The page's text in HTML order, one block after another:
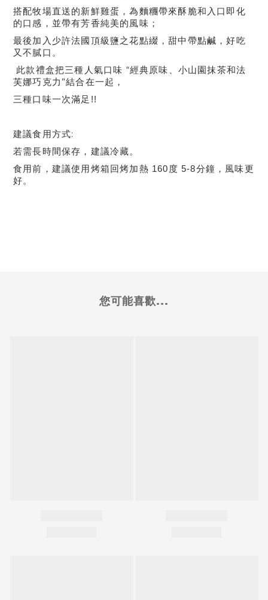
搭配牧場直送的新鮮雞蛋，為麵糰帶來酥脆和入口即化
的口感，並帶有芳香純美的風味；
最後加入少許法國頂級鹽之花點綴，甜中帶點鹹，好吃
又不膩口。
此款禮盒把三種人氣口味 “經典原味、小山園抹茶和法
芙娜巧克力”結合在一起，
三種口味一次滿足!!
建議食用方式:
若需長時間保存，建議冷藏。
食用前，建議使用烤箱回烤加熱 160度 5-8分鐘， 風味更
好。
您可能喜歡...